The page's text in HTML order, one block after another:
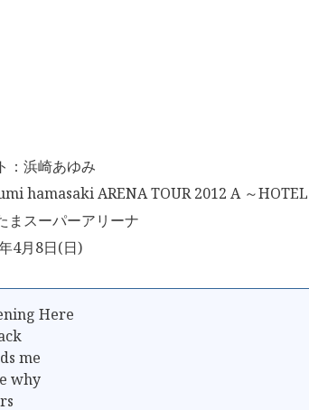
：浜崎あゆみ
hamasaki ARENA TOUR 2012 A ～
まスーパーアリーナ
4月8日(日)
Here
me
why